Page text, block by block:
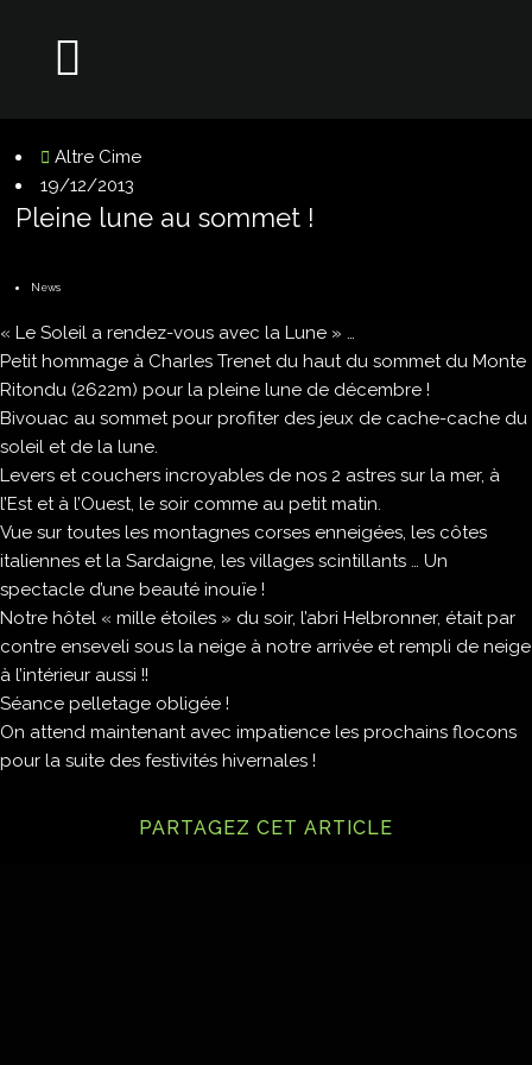
Altre Cime
19/12/2013
Pleine lune au sommet !
News
« Le Soleil a rendez-vous avec la Lune » …
Petit hommage à Charles Trenet du haut du sommet du Monte
Ritondu (2622m) pour la pleine lune de décembre !
Bivouac au sommet pour profiter des jeux de cache-cache du
soleil et de la lune.
Levers et couchers incroyables de nos 2 astres sur la mer, à
l’Est et à l’Ouest, le soir comme au petit matin.
Vue sur toutes les montagnes corses enneigées, les côtes
italiennes et la Sardaigne, les villages scintillants … Un
spectacle d’une beauté inouïe !
Notre hôtel « mille étoiles » du soir, l’abri Helbronner, était par
contre enseveli sous la neige à notre arrivée et rempli de neige
à l’intérieur aussi !!
Séance pelletage obligée !
On attend maintenant avec impatience les prochains flocons
pour la suite des festivités hivernales !
PARTAGEZ CET ARTICLE